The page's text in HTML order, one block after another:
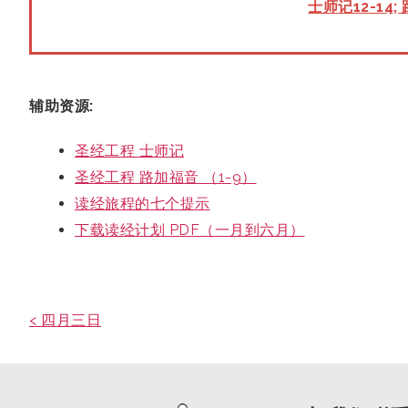
士师记12-14;
辅助资源:
圣经工程 士师记
圣经工程 路加福音 （1-9）
读经旅程的七个提示
下载读经计划 PDF（一月到六月）
< 四月三日